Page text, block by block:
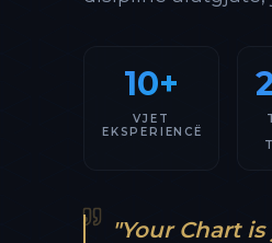
10+
VJET
EKSPERIENCË
"Your Chart